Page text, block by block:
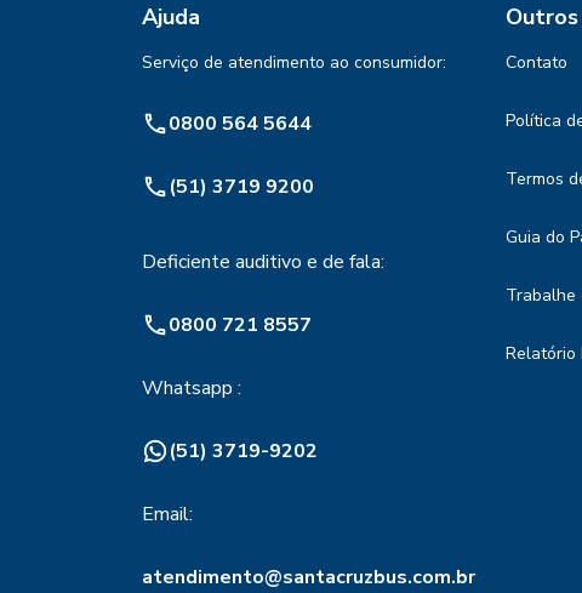
Ajuda
Serviço de atendimento ao consumidor:
0800 564 5644
(51) 3719 9200
Deficiente auditivo e de fala:
0800 721 8557
Whatsapp :
(51) 3719-9202
Email:
atendimento@santacruzbus.com.br
Outros
Contato
Política
Termos
Guia do
Trabalhe
Relatório